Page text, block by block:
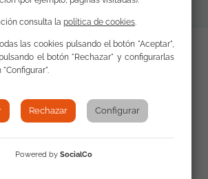
consulta la política de cookies.
las cookies pulsando el botón "Aceptar",
el botón "Rechazar" y configurarlas
Rechazar Configurar
Powered by SocialCo